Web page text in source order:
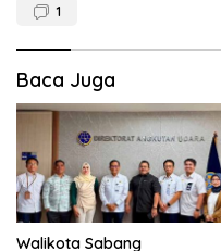
1
Baca Juga
Walikota Sabang